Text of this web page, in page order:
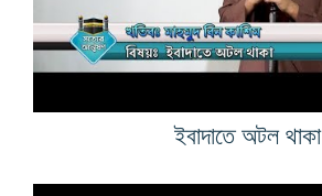
ইবাদাতে অটল থাকা